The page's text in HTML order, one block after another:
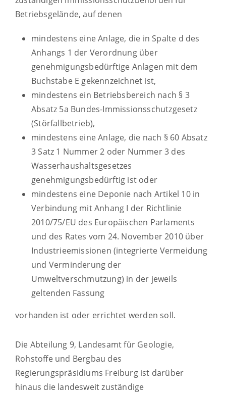
Betriebsgelände, auf denen
mindestens eine Anlage, die in Spalte d des
Anhangs 1 der Verordnung über
genehmigungsbedürftige Anlagen mit dem
Buchstabe E gekennzeichnet ist,
mindestens ein Betriebsbereich nach § 3
Absatz 5a Bundes-Immissionsschutzgesetz
(Störfallbetrieb),
mindestens eine Anlage, die nach § 60 Absatz
3 Satz 1 Nummer 2 oder Nummer 3 des
Wasserhaushaltsgesetzes
genehmigungsbedürftig ist oder
mindestens eine Deponie nach Artikel 10 in
Verbindung mit Anhang I der Richtlinie
2010/75/EU des Europäischen Parlaments
und des Rates vom 24. November 2010 über
Industrieemissionen (integrierte Vermeidung
und Verminderung der
Umweltverschmutzung) in der jeweils
geltenden Fassung
vorhanden ist oder errichtet werden soll.
Die Abteilung 9, Landesamt für Geologie,
Rohstoffe und Bergbau des
Regierungspräsidiums Freiburg ist darüber
hinaus die landesweit zuständige